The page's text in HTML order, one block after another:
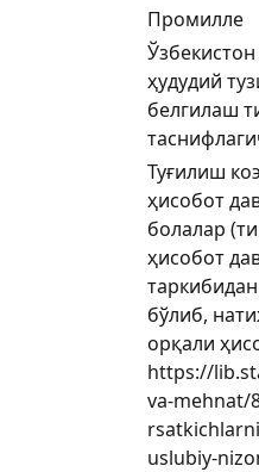
Промилле
ҳудудий
белгилаш
Туғилиш
ҳисобот
болалар
ҳисобот
бўлиб,
орқали
https://
va-mehnat/
uslubiy-